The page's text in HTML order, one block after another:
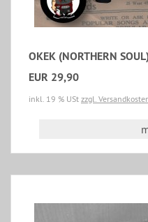
OKEK (NORTHERN
EUR 29,90
inkl. 19 % USt zzgl.